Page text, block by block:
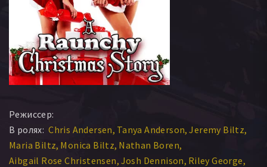
Режиссер:
В ролях: Chris Andersen Tanya Anderson Jeremy Biltz
Maria Biltz Monica Biltz Nathan Boren
Aibgail Rose Christensen Josh Dennison Riley George